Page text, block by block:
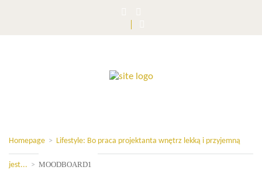
Homepage > Lifestyle: Bo praca projektanta wnętrz lekką i przyjemną
jest... > MOODBOARD1